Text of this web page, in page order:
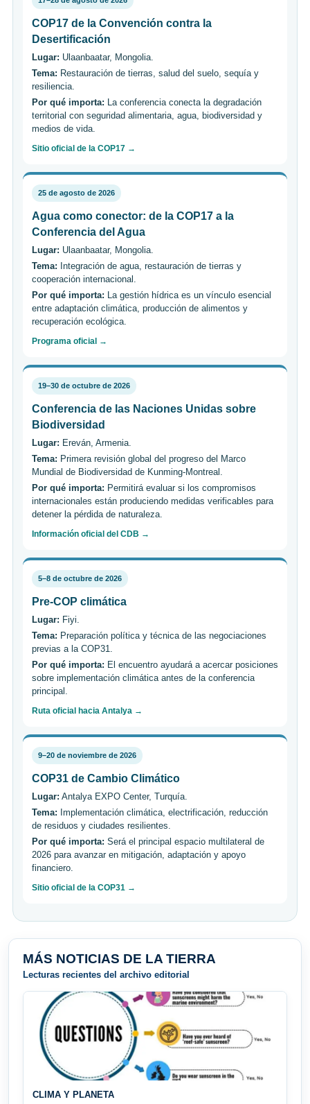
COP17 de la Convención contra la
Desertificación
Lugar: Ulaanbaatar, Mongolia.
Tema: Restauración de tierras, salud del suelo, sequía y
resiliencia.
Por qué importa: La conferencia conecta la degradación
territorial con seguridad alimentaria, agua, biodiversidad y
medios de vida.
Sitio oficial de la COP17 →
25 de agosto de 2026
Agua como conector: de la COP17 a la
Conferencia del Agua
Lugar: Ulaanbaatar, Mongolia.
Tema: Integración de agua, restauración de tierras y
cooperación internacional.
Por qué importa: La gestión hídrica es un vínculo esencial
entre adaptación climática, producción de alimentos y
recuperación ecológica.
Programa oficial →
19–30 de octubre de 2026
Conferencia de las Naciones Unidas sobre
Biodiversidad
Lugar: Ereván, Armenia.
Tema: Primera revisión global del progreso del Marco
Mundial de Biodiversidad de Kunming-Montreal.
Por qué importa: Permitirá evaluar si los compromisos
internacionales están produciendo medidas verificables para
detener la pérdida de naturaleza.
Información oficial del CDB →
5–8 de octubre de 2026
Pre-COP climática
Lugar: Fiyi.
Tema: Preparación política y técnica de las negociaciones
previas a la COP31.
Por qué importa: El encuentro ayudará a acercar posiciones
sobre implementación climática antes de la conferencia
principal.
Ruta oficial hacia Antalya →
9–20 de noviembre de 2026
COP31 de Cambio Climático
Lugar: Antalya EXPO Center, Turquía.
Tema: Implementación climática, electrificación, reducción
de residuos y ciudades resilientes.
Por qué importa: Será el principal espacio multilateral de
2026 para avanzar en mitigación, adaptación y apoyo
financiero.
Sitio oficial de la COP31 →
MÁS NOTICIAS DE LA TIERRA
Lecturas recientes del archivo editorial
CLIMA Y PLANETA